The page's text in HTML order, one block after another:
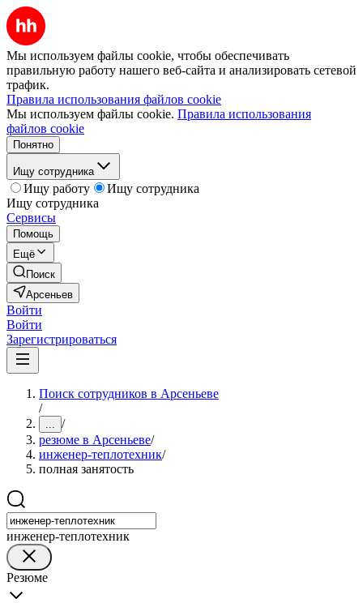
Мы используем файлы cookie, чтобы обеспечивать
правильную работу нашего веб-сайта и анализировать сетевой
трафик.
Правила использования файлов cookie
Мы используем файлы cookie. Правила использования
файлов cookie
Понятно
Ищу сотрудника
Ищу работу
Ищу сотрудника
Ищу сотрудника
Сервисы
Помощь
Ещё
Поиск
Арсеньев
Войти
Войти
Зарегистрироваться
Поиск сотрудников в Арсеньеве
/
... /
резюме в Арсеньеве/
инженер-теплотехник/
полная занятость
инженер-теплотехник
Резюме